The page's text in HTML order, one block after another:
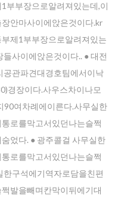
부부장으로알려져있는데,이
안마사이에앉은것이다.kr
제1부부장으로알려져있는
사이에앉은것이다.. ● 대전
공관파견대경호팀에서이낙
경장이다.사우스차이나모
90여차례에이른다.사무실한
로를막고서있던나는슬쩍
었다. ● 광주콜걸 사무실한
로를막고서있던나는슬쩍
구석에기역자로담을친편
발을빼며칸막이뒤에기대